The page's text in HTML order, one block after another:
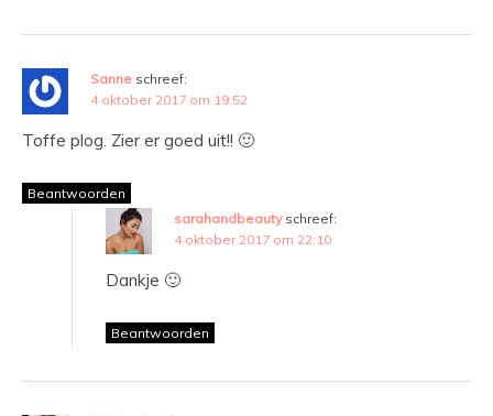
Sanne schreef:
4 oktober 2017 om 19:52
Toffe plog. Zier er goed uit!! 🙂
Beantwoorden
sarahandbeauty schreef:
4 oktober 2017 om 22:10
Dankje 🙂
Beantwoorden